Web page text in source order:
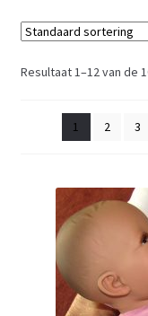
Resultaat 1–12 van de
1 2 3